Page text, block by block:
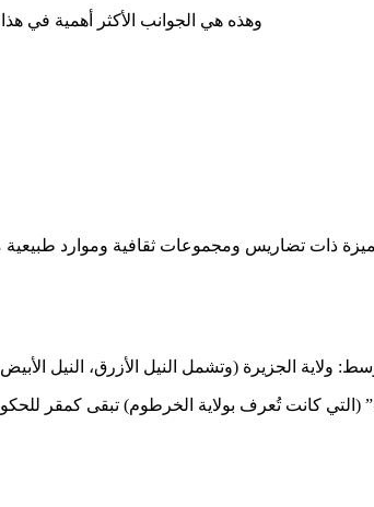
وهذه هي الجوانب الأكثر أهمية في